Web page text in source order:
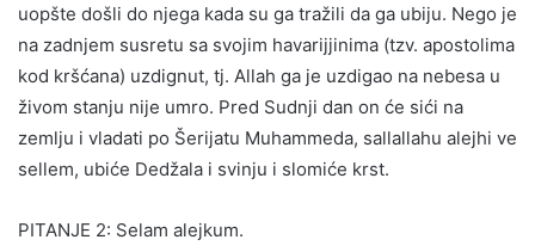
uopšte došli do njega kada su ga tražili da ga ubiju. Nego je
na zadnjem susretu sa svojim havarijjinima (tzv. apostolima
kod kršćana) uzdignut, tj. Allah ga je uzdigao na nebesa u
živom stanju nije umro. Pred Sudnji dan on će sići na
zemlju i vladati po Šerijatu Muhammeda, sallallahu alejhi ve
sellem, ubiće Dedžala i svinju i slomiće krst.
PITANJE 2: Selam alejkum.